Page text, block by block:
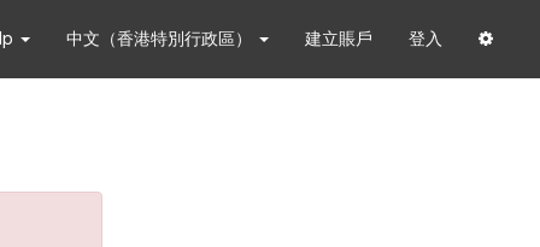
中文（香港特別行政區） 建立賬戶 登入